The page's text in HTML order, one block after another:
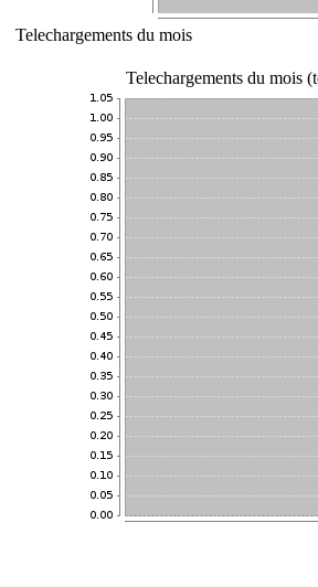
Telechargements du mois
Telechargements du mois